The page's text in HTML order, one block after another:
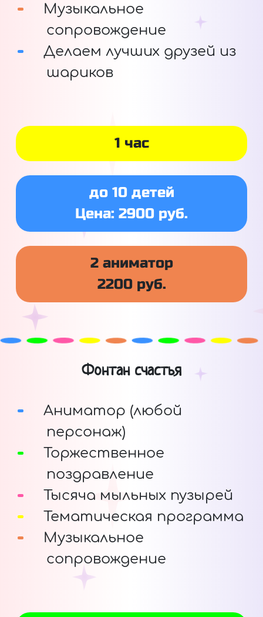
Музыкальное
сопровождение
Делаем лучших друзей из
шариков
1 час
до 10 детей
Цена: 2900 руб.
2 аниматор
2200 руб.
Фонтан счастья
Аниматор (любой
персонаж)
Торжественное
поздравление
Тысяча мыльных пузырей
Тематическая программа
Музыкальное
сопровождение